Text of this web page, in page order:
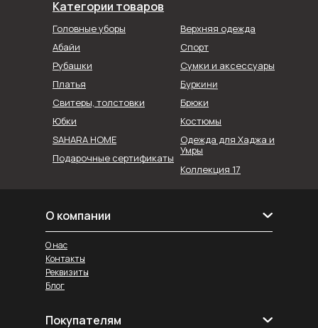
Категории товаров
Головные уборы
Абайи
Рубашки
Коллекция 17
Спорт
Верхняя одежда
Сумки и аксессуары
Юбки
Брюки
SAHARA HOME
Платья
Свитеры, толстовки
Буркини
Костюмы
Подарочные сертификаты
Одежда для Хаджа и
Умры
О компании
Реквизиты
Блог
О нас
Контакты
Покупателям